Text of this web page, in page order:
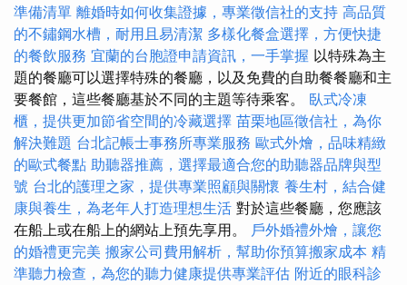
準備清單 離婚時如何收集證據，專業徵信社的支持 高品質
的不鏽鋼水槽，耐用且易清潔 多樣化餐盒選擇，方便快捷
的餐飲服務 宜蘭的台胞證申請資訊，一手掌握 以特殊為主
題的餐廳可以選擇特殊的餐廳，以及免費的自助餐餐廳和主
要餐館，這些餐廳基於不同的主題等待乘客。 臥式冷凍
櫃，提供更加節省空間的冷藏選擇 苗栗地區徵信社，為你
解決難題 台北記帳士事務所專業服務 歐式外燴，品味精緻
的歐式餐點 助聽器推薦，選擇最適合您的助聽器品牌與型
號 台北的護理之家，提供專業照顧與關懷 養生村，結合健
康與養生，為老年人打造理想生活 對於這些餐廳，您應該
在船上或在船上的網站上預先享用。 戶外婚禮外燴，讓您
的婚禮更完美 搬家公司費用解析，幫助你預算搬家成本 精
準聽力檢查，為您的聽力健康提供專業評估 附近的眼科診